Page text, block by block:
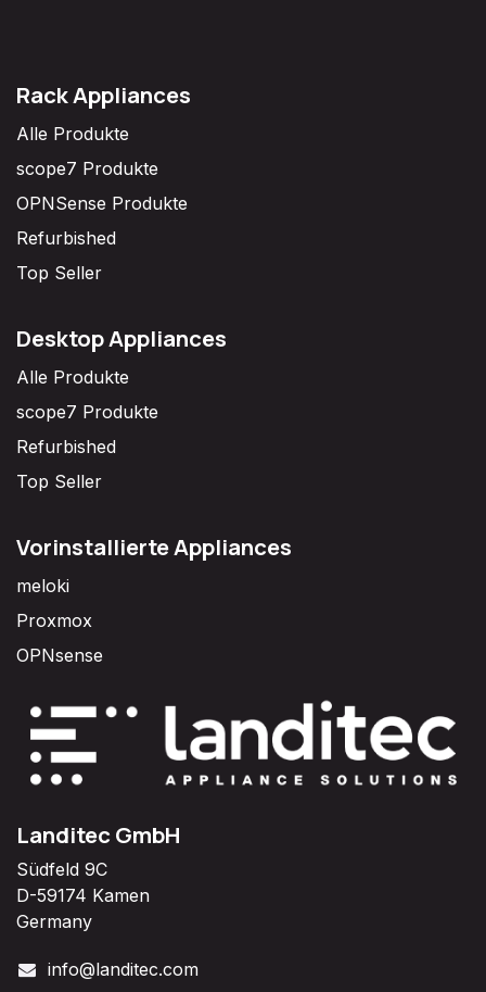
Rack Appliances
Alle Produkte
scope7 Produkte
OPNSense Produkte
Refurbished
Top Seller
Desktop Appliances
Alle Produkte
scope7 Produkte
Refurbished
Top Seller
Vorinstallierte Appliances
meloki
Proxmox
OPNsense
Landitec GmbH
Südfeld 9C
D-59174 Kamen
Germany
info@landitec.com